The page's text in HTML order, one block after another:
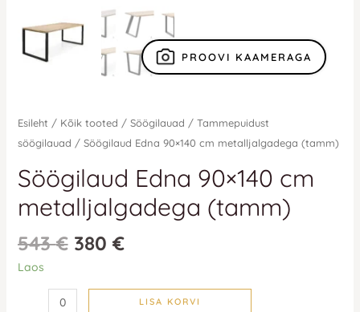
PROOVI KAAMERAGA
Esileht / Kõik tooted / Söögilauad / Tammepuidust
söögilauad / Söögilaud Edna 90×140 cm metalljalgadega (tamm)
Söögilaud Edna 90×140 cm
metalljalgadega (tamm)
543€ 380€
Laos
LISA KORVI